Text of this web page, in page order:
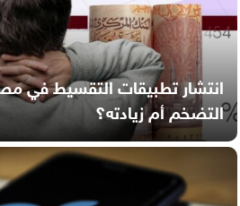
انتشار تطبيقات التقسيط في
التضخم أم زيادته؟